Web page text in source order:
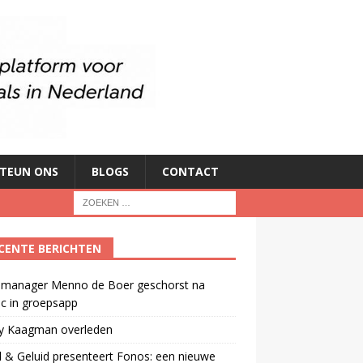
ONS BLOGS CONTACT
BERICHTEN
Menno de Boer geschorst na
in groepsapp
Kaagman overleden
& Geluid presenteert Fonos: een nieuwe